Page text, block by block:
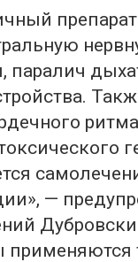
паралич
—
применяются